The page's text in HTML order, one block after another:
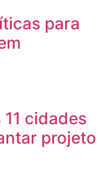
para
cidades
projeto